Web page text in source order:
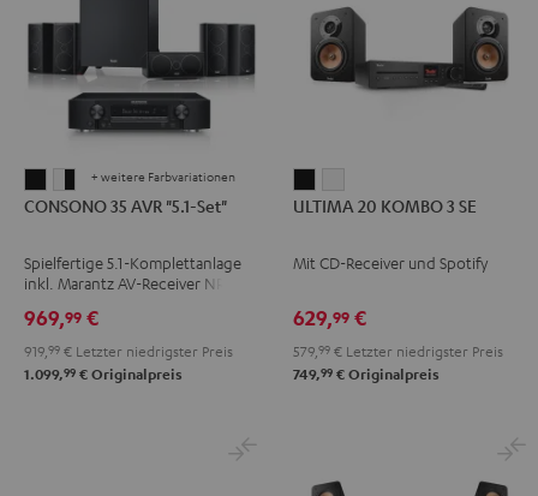
CONSONO
35
"5.1-
Set"
Schwarz
CONSONO
35
"5.1-
Set"
Weiß
/
Schwarz
+ weitere Farbvariationen
CONSONO 35 AVR "5.1-Set"
Spielfertige 5.1-Komplettanlage
inkl. Marantz AV-Receiver NR1510
969,99 €
919, 99 € Letzter niedrigster Preis
1.099,99 € Originalpreis
20
3
Schwarz
20
3
Weiß
ULTIMA 20 KOMBO 3 SE
Mit CD-Receiver und Spotify
629,99 €
579, 99 € Letzter niedrigster Preis
749,99 € Originalpreis